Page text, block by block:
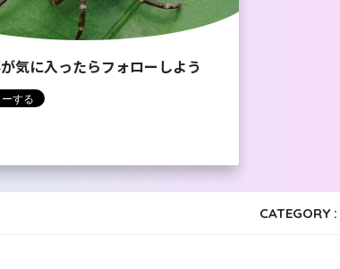
気に入ったらフォローしよう
CATEGORY :